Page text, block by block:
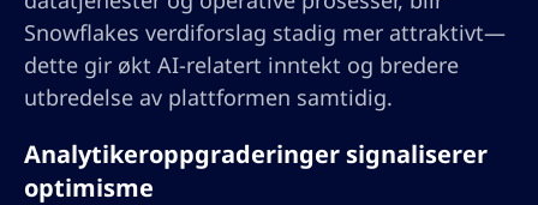
Snowflakes verdi­forslag stadig mer attraktivt—
dette gir økt AI-relatert inntekt og bredere
utbredelse av plattformen samtidig.
Analytikeroppgraderinger signaliserer
optimisme